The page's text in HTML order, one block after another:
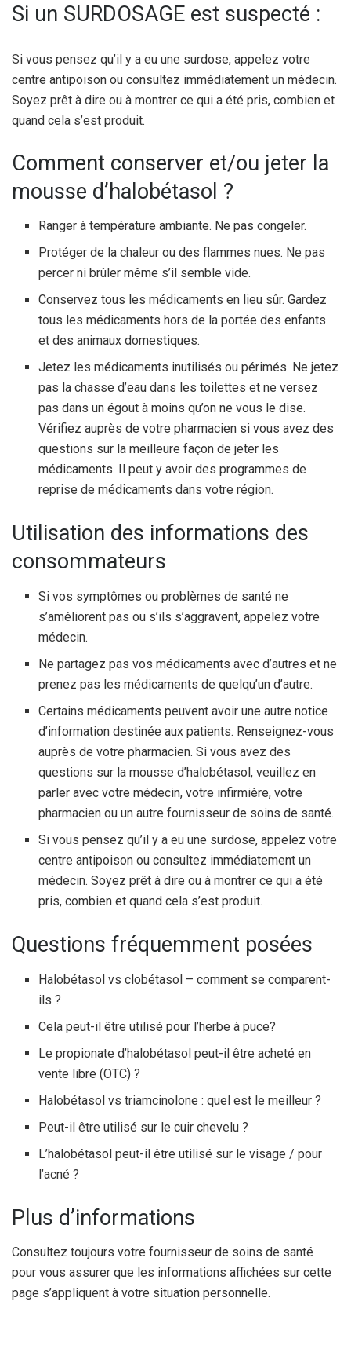
Si un SURDOSAGE est suspecté :
Si vous pensez qu’il y a eu une surdose, appelez votre
centre antipoison ou consultez immédiatement un médecin.
Soyez prêt à dire ou à montrer ce qui a été pris, combien et
quand cela s’est produit.
Comment conserver et/ou jeter la
mousse d’halobétasol ?
Ranger à température ambiante. Ne pas congeler.
Protéger de la chaleur ou des flammes nues. Ne pas
percer ni brûler même s’il semble vide.
Conservez tous les médicaments en lieu sûr. Gardez
tous les médicaments hors de la portée des enfants
et des animaux domestiques.
Jetez les médicaments inutilisés ou périmés. Ne jetez
pas la chasse d’eau dans les toilettes et ne versez
pas dans un égout à moins qu’on ne vous le dise.
Vérifiez auprès de votre pharmacien si vous avez des
questions sur la meilleure façon de jeter les
médicaments. Il peut y avoir des programmes de
reprise de médicaments dans votre région.
Utilisation des informations des
consommateurs
Si vos symptômes ou problèmes de santé ne
s’améliorent pas ou s’ils s’aggravent, appelez votre
médecin.
Ne partagez pas vos médicaments avec d’autres et ne
prenez pas les médicaments de quelqu’un d’autre.
Certains médicaments peuvent avoir une autre notice
d’information destinée aux patients. Renseignez-vous
auprès de votre pharmacien. Si vous avez des
questions sur la mousse d’halobétasol, veuillez en
parler avec votre médecin, votre infirmière, votre
pharmacien ou un autre fournisseur de soins de santé.
Si vous pensez qu’il y a eu une surdose, appelez votre
centre antipoison ou consultez immédiatement un
médecin. Soyez prêt à dire ou à montrer ce qui a été
pris, combien et quand cela s’est produit.
Questions fréquemment posées
Halobétasol vs clobétasol – comment se comparent-
ils ?
Cela peut-il être utilisé pour l’herbe à puce?
Le propionate d’halobétasol peut-il être acheté en
vente libre (OTC) ?
Halobétasol vs triamcinolone : quel est le meilleur ?
Peut-il être utilisé sur le cuir chevelu ?
L’halobétasol peut-il être utilisé sur le visage / pour
l’acné ?
Plus d’informations
Consultez toujours votre fournisseur de soins de santé
pour vous assurer que les informations affichées sur cette
page s’appliquent à votre situation personnelle.